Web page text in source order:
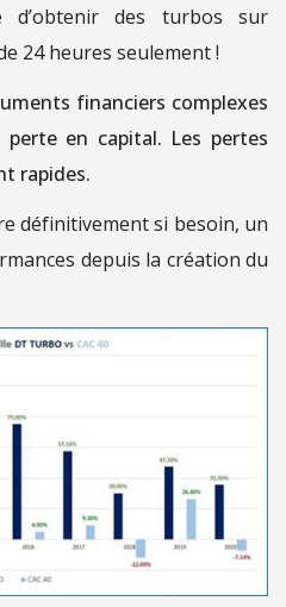
d’obtenir des turbos sur
24 heures seulement !
financiers complexes
en capital. Les pertes
rapides.
définitivement si besoin, un
depuis la création du